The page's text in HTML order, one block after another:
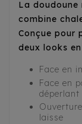
La doudoune
combine
Conçue pour
deux looks en
Face en
Face en
déperlant
laisse